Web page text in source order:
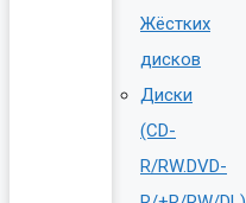
Жёстких
дисков
Диски
(CD-
R/RW.DVD-